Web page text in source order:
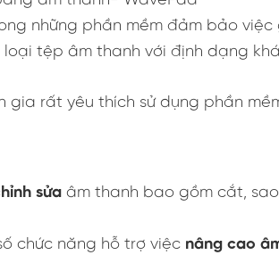
những phần mềm đảm bảo
tệp âm thanh với định dạng
gia rất yêu thích sử dụng phần
sửa âm thanh bao gồm cắt,
chức năng hỗ trợ việc nâng cao